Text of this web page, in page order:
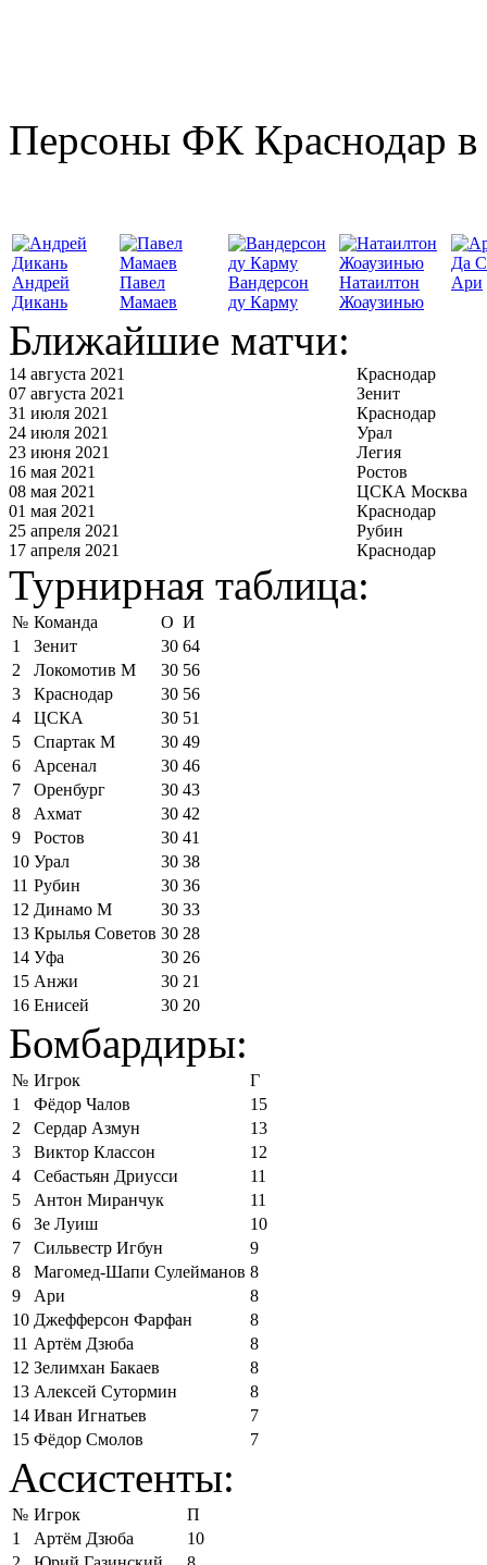
Персоны ФК Краснодар в
Андрей
Дикань
Павел
Мамаев
Вандерсон
ду Карму
Натаилтон
Жоаузинью
Да
Ари
Ближайшие матчи:
14 августа 2021
Краснодар
07 августа 2021
Зенит
31 июля 2021
Краснодар
24 июля 2021
Урал
23 июня 2021
Легия
16 мая 2021
Ростов
08 мая 2021
ЦСКА Москва
01 мая 2021
Краснодар
25 апреля 2021
Рубин
17 апреля 2021
Краснодар
Турнирная таблица:
№ Команда О И
1
Зенит 30 64
2
Локомотив М 30 56
3
Краснодар 30 56
4
ЦСКА 30 51
5
Спартак М 30 49
6
Арсенал 30 46
7
Оренбург 30 43
8
Ахмат 30 42
9
Ростов 30 41
10 Урал 30 38
11 Рубин 30 36
12 Динамо М 30 33
13 Крылья Советов 30 28
14 Уфа 30 26
15 Анжи 30 21
16 Енисей 30 20
Бомбардиры:
№ Игрок
Г
1
Фёдор Чалов
15
2
Сердар Азмун
13
3
Виктор Классон
12
4
Себастьян Дриусси
11
5
Антон Миранчук
11
6
Зе Луиш
10
7
Сильвестр Игбун
9
8
Магомед-Шапи Сулейманов 8
9
Ари
8
10 Джефферсон Фарфан
8
11 Артём Дзюба
8
12 Зелимхан Бакаев
8
13 Алексей Сутормин
8
14 Иван Игнатьев
7
15 Фёдор Смолов 7
Ассистенты:
№ Игрок
П
1
Артём Дзюба
10